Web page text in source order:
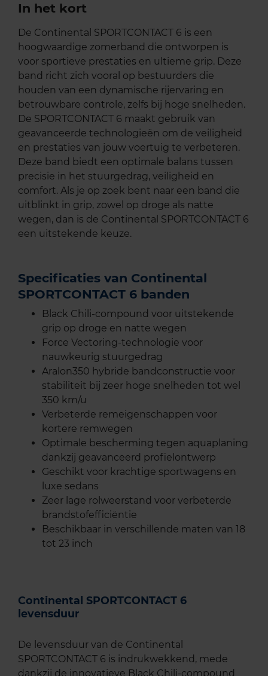
In het kort
De Continental SPORTCONTACT 6 is een
hoogwaardige zomerband die ontworpen is
voor sportieve prestaties en ultieme grip. Deze
band richt zich vooral op bestuurders die
houden van een dynamische rijervaring en
betrouwbare controle, zelfs bij hoge snelheden.
De SPORTCONTACT 6 maakt gebruik van
geavanceerde technologieën om de veiligheid
en prestaties van jouw voertuig te verbeteren.
Deze band biedt een optimale balans tussen
precisie in het stuurgedrag, veiligheid en
comfort. Als je op zoek bent naar een band die
uitblinkt in grip, zowel op droge als natte
wegen, dan is de Continental SPORTCONTACT 6
een uitstekende keuze.
Specificaties van Continental
SPORTCONTACT 6 banden
Black Chili-compound voor uitstekende
grip op droge en natte wegen
Force Vectoring-technologie voor
nauwkeurig stuurgedrag
Aralon350 hybride bandconstructie voor
stabiliteit bij zeer hoge snelheden tot wel
350 km/u
Verbeterde remeigenschappen voor
kortere remwegen
Optimale bescherming tegen aquaplaning
dankzij geavanceerd profielontwerp
Geschikt voor krachtige sportwagens en
luxe sedans
Zeer lage rolweerstand voor verbeterde
brandstofefficiëntie
Beschikbaar in verschillende maten van 18
tot 23 inch
Continental SPORTCONTACT 6
levensduur
De levensduur van de Continental
SPORTCONTACT 6 is indrukwekkend, mede
dankzij de innovatieve Black Chili-compound